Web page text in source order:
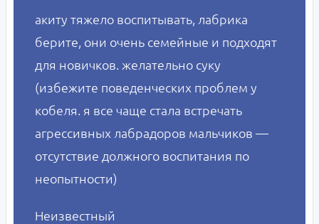
акиту тяжело воспитывать, лабрика
берите, они очень семейные и подходят
для новичков. желательно суку
(избежите поведенческих проблем у
кобеля. я все чаще стала встречать
агрессивных лабрадоров мальчиков —
отсутствие должного воспитания по
неопытности)
Неизвестный